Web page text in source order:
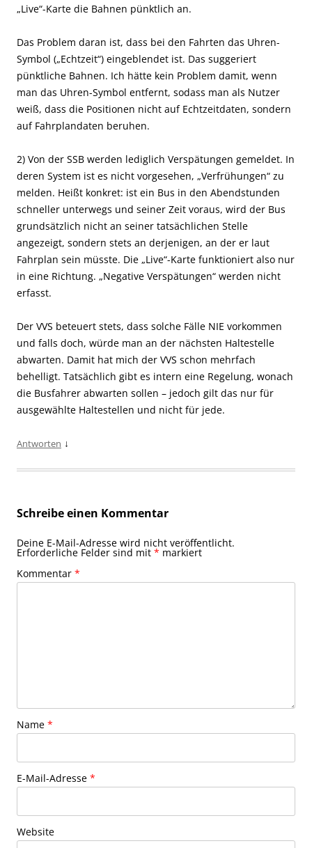
„Live“-Karte die Bahnen pünktlich an.
Das Problem daran ist, dass bei den Fahrten das Uhren-
Symbol („Echtzeit“) eingeblendet ist. Das suggeriert
pünktliche Bahnen. Ich hätte kein Problem damit, wenn
man das Uhren-Symbol entfernt, sodass man als Nutzer
weiß, dass die Positionen nicht auf Echtzeitdaten, sondern
auf Fahrplandaten beruhen.
2) Von der SSB werden lediglich Verspätungen gemeldet. In
deren System ist es nicht vorgesehen, „Verfrühungen“ zu
melden. Heißt konkret: ist ein Bus in den Abendstunden
schneller unterwegs und seiner Zeit voraus, wird der Bus
grundsätzlich nicht an seiner tatsächlichen Stelle
angezeigt, sondern stets an derjenigen, an der er laut
Fahrplan sein müsste. Die „Live“-Karte funktioniert also nur
in eine Richtung. „Negative Verspätungen“ werden nicht
erfasst.
Der VVS beteuert stets, dass solche Fälle NIE vorkommen
und falls doch, würde man an der nächsten Haltestelle
abwarten. Damit hat mich der VVS schon mehrfach
behelligt. Tatsächlich gibt es intern eine Regelung, wonach
die Busfahrer abwarten sollen – jedoch gilt das nur für
ausgewählte Haltestellen und nicht für jede.
Antworten ↓
Schreibe einen Kommentar
Deine E-Mail-Adresse wird nicht veröffentlicht.
Erforderliche Felder sind mit * markiert
Kommentar *
Name *
E-Mail-Adresse *
Website